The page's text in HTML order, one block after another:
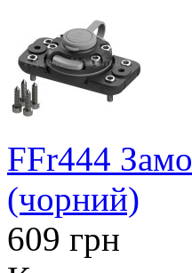
FFr444
(чорний)
609 грн